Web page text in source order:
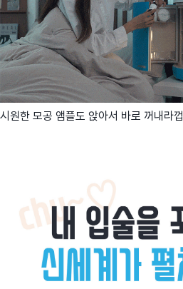
시원한 모공 앰플도 앉아서 바로 꺼내라껍